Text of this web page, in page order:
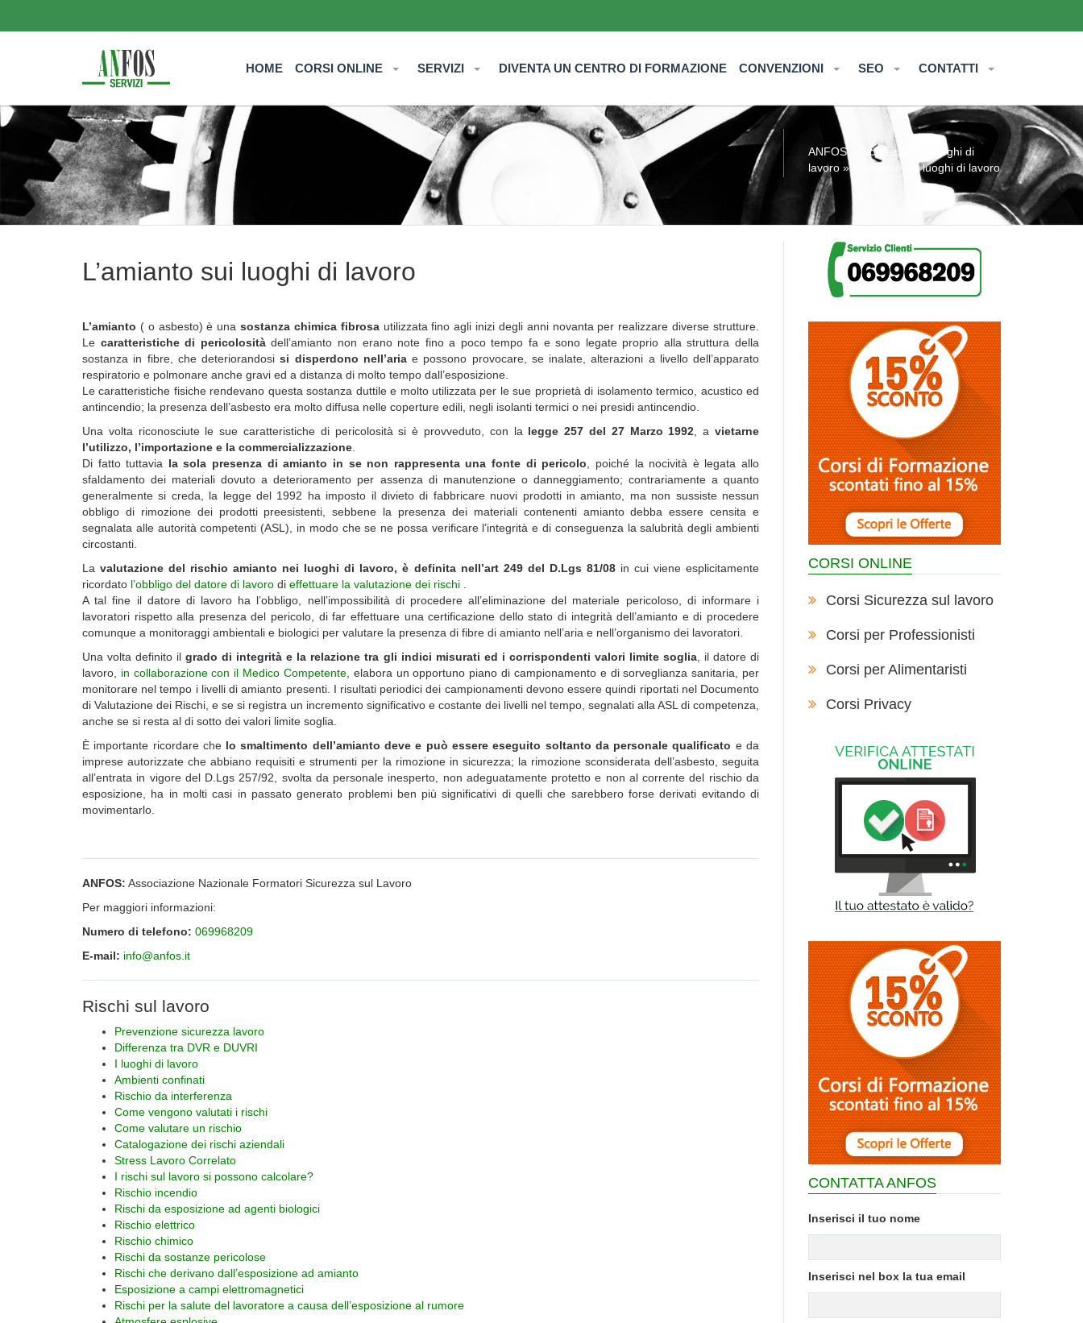
HOME CORSI ONLINE SERVIZI DIVENTA UN CENTRO DI FORMAZIONE CONVENZIONI SEO CONTATTI
ANFOS»
Sicurezza nei luoghi di
lavoro » L’amianto sui luoghi di lavoro
L’amianto sui luoghi di lavoro
L’amianto ( o asbesto) è unasostanza chimica fibrosautilizzata fino agli inizi degli anni novanta per realizzare diverse strutture.
Le caratteristiche di pericolositàdell’amianto non erano note fino a poco tempo fa e sono legate proprio alla struttura della
sostanza in fibre, che deteriorandosisi disperdono nell’ariae possono provocare, se inalate, alterazioni a livello dell’apparato
respiratorio e polmonare anche gravi ed a distanza di molto tempo dall’esposizione.
Le caratteristiche fisiche rendevano questa sostanza duttile e molto utilizzata per le sue proprietà di isolamento termico, acustico ed
antincendio; la presenza dell’asbesto era molto diffusa nelle coperture edili, negli isolanti termici o nei presidi antincendio.
Una volta riconosciute le sue caratteristiche di pericolosità si è provveduto, con la legge 257 del 27 Marzo 1992 , avietarne
l’utilizzo, l’importazione e la commercializzazione
Di fatto tuttavia la sola presenza di amianto in se non rappresenta una fonte di pericolo , poiché la nocività è legata allo
sfaldamento dei materiali dovuto a deterioramento per assenza di manutenzione o danneggiamento; contrariamente a quanto
generalmente si creda, la legge del 1992 ha imposto il divieto di fabbricare nuovi prodotti in amianto, ma non sussiste nessun
obbligo di rimozione dei prodotti preesistenti, sebbene la presenza dei materiali contenenti amianto debba essere censita e
segnalata alle autorità competenti (ASL), in modo che se ne possa verificare l’integrità e di conseguenza la salubrità degli ambienti
circostanti.
La valutazione del rischio amianto nei luoghi di lavoro, è definita nell’art 249 del D.Lgs 81/08in cui viene esplicitamente
ricordato l’obbligo del datore di lavoro di effettuare la valutazione dei rischi
A tal fine il datore di lavoro ha l’obbligo, nell’impossibilità di procedere all’eliminazione del materiale pericoloso, di informare i
lavoratori rispetto alla presenza del pericolo, di far effettuare una certificazione dello stato di integrità dell’amianto e di procedere
comunque a monitoraggi ambientali e biologici per valutare la presenza di fibre di amianto nell’aria e nell’organismo dei lavoratori.
Una volta definito ilgrado di integrità e la relazione tra gli indici misurati ed i corrispondenti valori limite soglia, il datore di
lavoro, in collaborazione con il Medico Competente, elabora un opportuno piano di campionamento e di sorveglianza sanitaria, per
monitorare nel tempo i livelli di amianto presenti. I risultati periodici dei campionamenti devono essere quindi riportati nel Documento
di Valutazione dei Rischi, e se si registra un incremento significativo e costante dei livelli nel tempo, segnalati alla ASL di competenza,
anche se si resta al di sotto dei valori limite soglia.
È importante ricordare che lo smaltimento dell’amianto deve e può essere eseguito soltanto da personale qualificato e da
imprese autorizzate che abbiano requisiti e strumenti per la rimozione in sicurezza; la rimozione sconsiderata dell’asbesto, seguita
all’entrata in vigore del D.Lgs 257/92, svolta da personale inesperto, non adeguatamente protetto e non al corrente del rischio da
esposizione, ha in molti casi in passato generato problemi ben più significativi di quelli che sarebbero forse derivati evitando di
movimentarlo.
ANFOS: Associazione Nazionale Formatori Sicurezza sul Lavoro
Per maggiori informazioni:
Numero di telefono: 069968209
E-mail: info@anfos.it
Rischi sul lavoro
Prevenzione sicurezza lavoro
Differenza tra DVR e DUVRI
I luoghi di lavoro
Ambienti confinati
Rischio da interferenza
Come vengono valutati i rischi
Come valutare un rischio
Catalogazione dei rischi aziendali
Stress Lavoro Correlato
I rischi sul lavoro si possono calcolare?
Rischio incendio
Rischi da esposizione ad agenti biologici
Rischio elettrico
Rischio chimico
Rischi da sostanze pericolose
Rischi che derivano dall’esposizione ad amianto
Esposizione a campi elettromagnetici
Rischi per la salute del lavoratore a causa dell’esposizione al rumore
CORSI ONLINE
Corsi Sicurezza sul lavoro
Corsi per Professionisti
Corsi per Alimentaristi
Corsi Privacy
CONTATTA ANFOS
Inserisci il tuo nome
Inserisci nel box la tua email